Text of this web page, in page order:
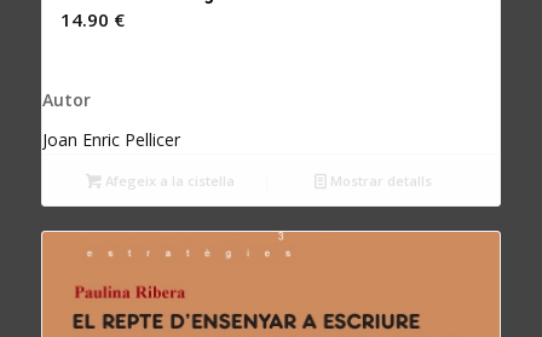
14.90 €
Autor
Joan Enric Pellicer
Afegeix a la cistella Mostrar detalls